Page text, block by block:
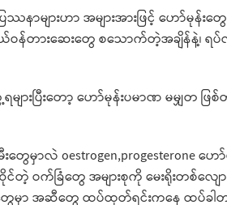
ဿနာများဟာ အများအားဖြင့် ဟော်မုန်
ယ်ဝန်တားဆေးတွေ စသောက်တဲ့အချိန်နဲ့၊ ရ
ားပြီးတော့ ဟော်မုန်းပမာဏ မမျှတ
ေမှာလဲ oestrogen,progesterone ဟ
ဝက်ခြံတွေ အများစုကို မေးရိုးတစ်လျ
တွေမှာ အဆီတွေ ထပ်ထုတ်ရင်းကနေ ထပ်ခ